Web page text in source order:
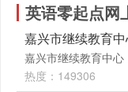
英语零起点网
嘉兴市继续教育
嘉兴市继续教育中
热度：149306